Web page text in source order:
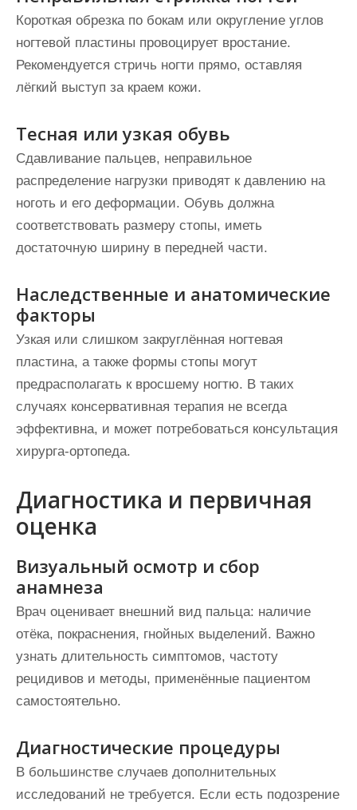
Короткая обрезка по бокам или округление углов
ногтевой пластины провоцирует вростание.
Рекомендуется стричь ногти прямо, оставляя
лёгкий выступ за краем кожи.
Тесная или узкая обувь
Сдавливание пальцев, неправильное
распределение нагрузки приводят к давлению на
ноготь и его деформации. Обувь должна
соответствовать размеру стопы, иметь
достаточную ширину в передней части.
Наследственные и анатомические
факторы
Узкая или слишком закруглённая ногтевая
пластина, а также формы стопы могут
предрасполагать к вросшему ногтю. В таких
случаях консервативная терапия не всегда
эффективна, и может потребоваться консультация
хирурга-ортопеда.
Диагностика и первичная
оценка
Визуальный осмотр и сбор
анамнеза
Врач оценивает внешний вид пальца: наличие
отёка, покраснения, гнойных выделений. Важно
узнать длительность симптомов, частоту
рецидивов и методы, применённые пациентом
самостоятельно.
Диагностические процедуры
В большинстве случаев дополнительных
исследований не требуется. Если есть подозрение